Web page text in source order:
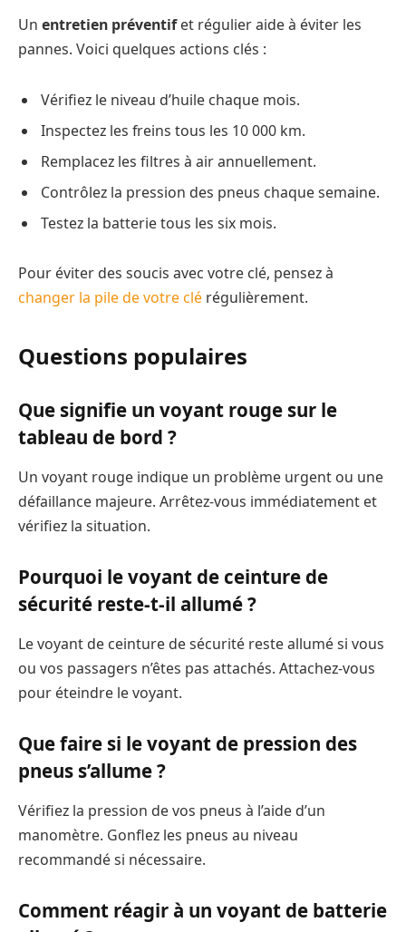
Un entretien préventifet régulier aide à éviter les
pannes. Voici quelques actions clés :
Vérifiez le niveau d’huile chaque mois.
Inspectez les freins tous les 10 000 km.
Remplacez les filtres à air annuellement.
Contrôlez la pression des pneus chaque semaine.
Testez la batterie tous les six mois.
Pour éviter des soucis avec votre clé, pensez à
changer la pile de votre clé régulièrement.
Questions populaires
Que signifie un voyant rouge sur le
tableau de bord ?
Un voyant rouge indique un problème urgent ou une
défaillance majeure. Arrêtez-vous immédiatement et
vérifiez la situation.
Pourquoi le voyant de ceinture de
sécurité reste-t-il allumé ?
Le voyant de ceinture de sécurité reste allumé si vous
ou vos passagers n’êtes pas attachés. Attachez-vous
pour éteindre le voyant.
Que faire si le voyant de pression des
pneus s’allume ?
Vérifiez la pression de vos pneus à l’aide d’un
manomètre. Gonflez les pneus au niveau
recommandé si nécessaire.
Comment réagir à un voyant de batterie